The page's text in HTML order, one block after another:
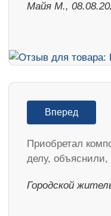
Майя М.,
Вперед
Приобретал
делу,
Городской